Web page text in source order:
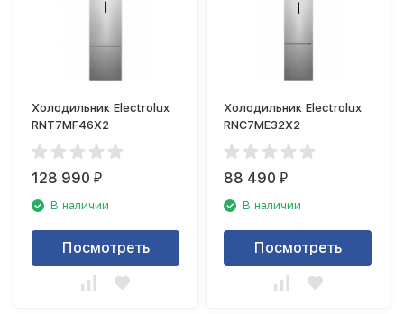
Холодильник Electrolux
RNT7MF46X2
128 990₽
В наличии
Посмотреть
Холодильник Electrolux
RNC7ME32X2
88 490₽
В наличии
Посмотреть